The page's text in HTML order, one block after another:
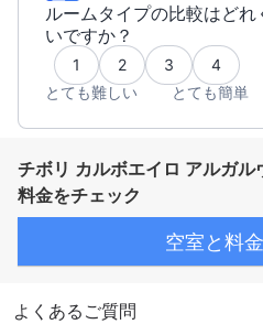
ルームタイプの比較はど
いですか？
1 2 3
4
とても難しい
とても簡単
チボリ カルボエイロ アルガ
料金をチェック
空室と料
よくあるご質問